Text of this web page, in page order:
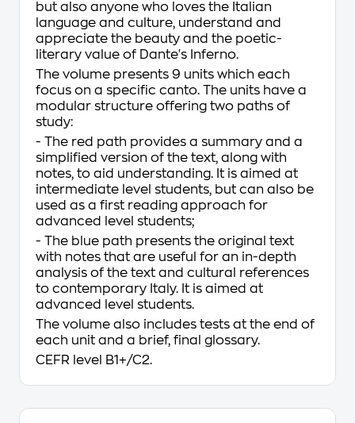
but also anyone who loves the Italian
language and culture, understand and
appreciate the beauty and the poetic-
literary value of Dante's Inferno.
The volume presents 9 units which each
focus on a specific canto. The units have a
modular structure offering two paths of
study:
- The red path provides a summary and a
simplified version of the text, along with
notes, to aid understanding. It is aimed at
intermediate level students, but can also be
used as a first reading approach for
advanced level students;
- The blue path presents the original text
with notes that are useful for an in-depth
analysis of the text and cultural references
to contemporary Italy. It is aimed at
advanced level students.
The volume also includes tests at the end of
each unit and a brief, final glossary.
CEFR level B1+/C2.